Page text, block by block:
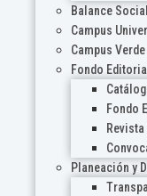
Balance Social
Campus
Campus Verde
Fondo Editorial
Fondo
Revista
Planeación y